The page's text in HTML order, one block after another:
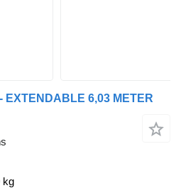
EXTENDABLE 6,03 METER
kg